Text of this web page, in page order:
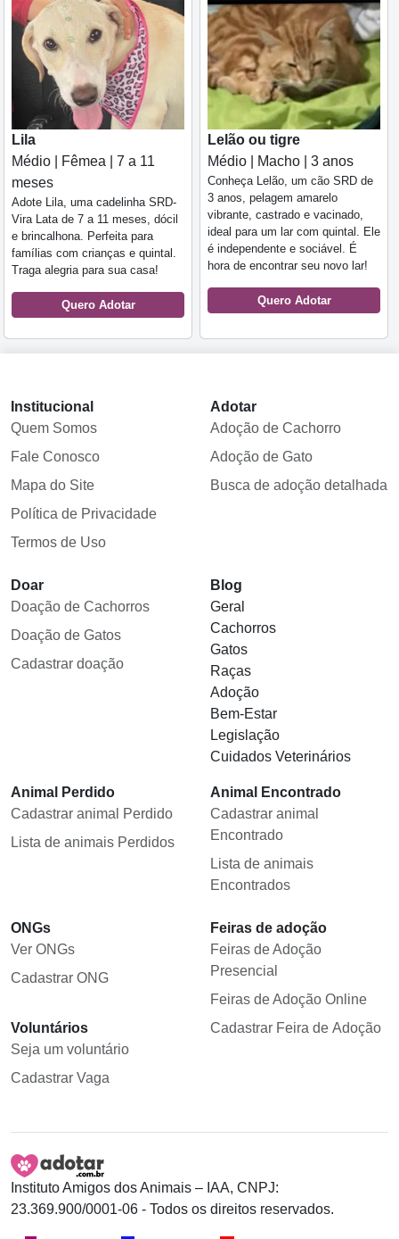
Lila
Médio | Fêmea | 7 a 11
meses
Adote Lila, uma cadelinha SRD-
Vira Lata de 7 a 11 meses, dócil
e brincalhona. Perfeita para
famílias com crianças e quintal.
Traga alegria para sua casa!
Quero Adotar
Lelão ou tigre
Médio | Macho | 3 anos
Conheça Lelão, um cão SRD de
3 anos, pelagem amarelo
vibrante, castrado e vacinado,
ideal para um lar com quintal. Ele
é independente e sociável. É
hora de encontrar seu novo lar!
Quero Adotar
Institucional
Quem Somos
Fale Conosco
Mapa do Site
Política de Privacidade
Termos de Uso
Adotar
Adoção de Cachorro
Adoção de Gato
Busca de adoção detalhada
Doar
Doação de Cachorros
Doação de Gatos
Cadastrar doação
Blog
Geral
Cachorros
Gatos
Raças
Adoção
Bem-Estar
Legislação
Cuidados Veterinários
Animal Perdido
Cadastrar animal Perdido
Lista de animais Perdidos
Animal Encontrado
Cadastrar animal
Encontrado
Lista de animais
Encontrados
ONGs
Ver ONGs
Cadastrar ONG
Voluntários
Seja um voluntário
Cadastrar Vaga
Feiras de adoção
Feiras de Adoção
Presencial
Feiras de Adoção Online
Cadastrar Feira de Adoção
Instituto Amigos dos Animais – IAA, CNPJ:
23.369.900/0001-06 - Todos os direitos reservados.